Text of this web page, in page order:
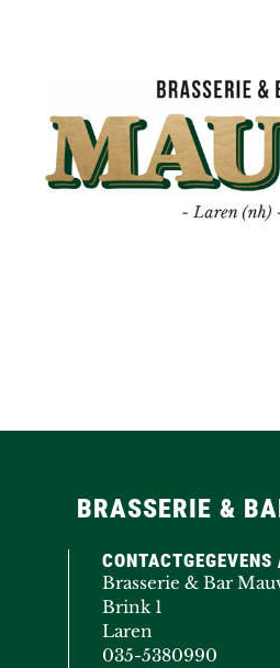
BRASSERIE &
CONTACTGEGEVENS
Brasserie & Bar
Brink 1
Laren
035-5380990